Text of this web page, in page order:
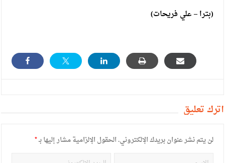
(بترا – علي فريحات)
أترك تعليق
لن يتم نشر عنوان بريدك الإلكتروني.الحقول الإلزامية مشار إليها بـ*